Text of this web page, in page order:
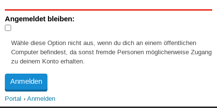
Angemeldet bleiben:
Wähle diese Option nicht aus, wenn du dich an einem öffentlichen
Computer befindest, da sonst fremde Personen möglicherweise Zugang
zu deinem Konto erhalten.
Portal Anmelden